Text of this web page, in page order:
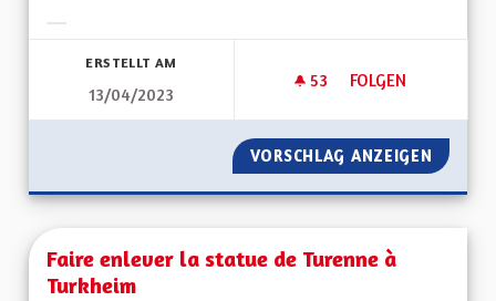
ERSTELLT AM
13/04/2023
53 53 FOLLOWER
FOLGEN
L'ALSACE NOTRE
VORSCHLAG ANZEIGEN
Faire enlever la statue de Turenne à
Turkheim